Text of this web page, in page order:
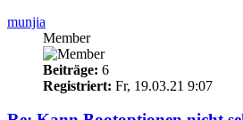
munjia
Member
Beiträge: 6
Registriert: Fr, 19.03.21 9:07